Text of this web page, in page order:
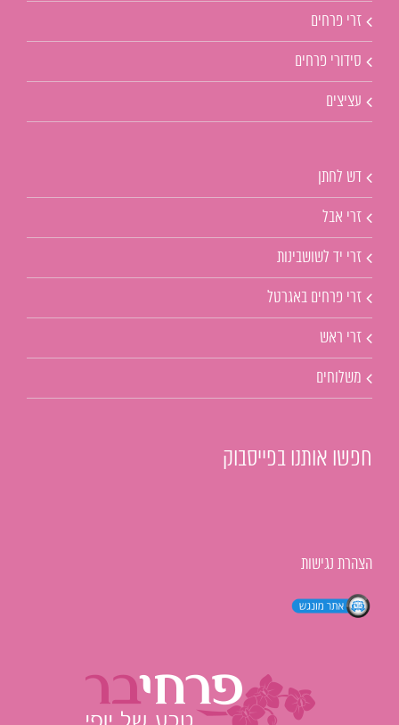
זרי פרחים
סידורי פרחים
עציצים
דש לחתן
זרי אבל
זרי יד לשושבינות
זרי פרחים באגרטל
זרי ראש
משלוחים
חפשו אותנו בפייסבוק
הצהרת נגישות